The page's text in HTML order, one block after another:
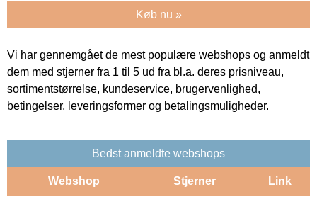
Køb nu »
Vi har gennemgået de mest populære webshops og anmeldt
dem med stjerner fra 1 til 5 ud fra bl.a. deres prisniveau,
sortimentstørrelse, kundeservice, brugervenlighed,
betingelser, leveringsformer og betalingsmuligheder.
Bedst anmeldte webshops
Webshop Stjerner Link